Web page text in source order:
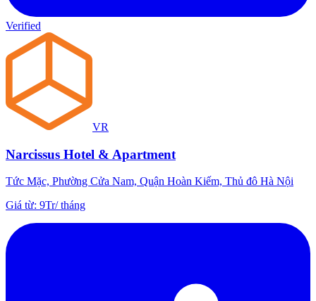
Verified
VR
Narcissus Hotel & Apartment
Tức Mặc, Phường Cửa Nam, Quận Hoàn Kiếm, Thủ đô Hà Nội
Giá từ: 9Tr/tháng